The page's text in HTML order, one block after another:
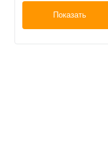
Показать